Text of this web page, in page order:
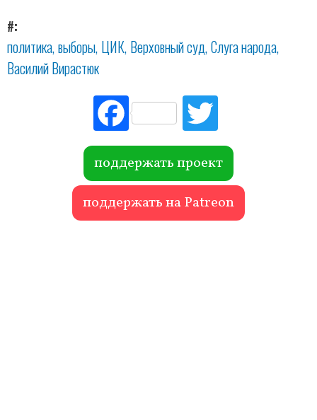
#
политика выборы ЦИК Верховный суд Слуга народа
Василий Вирастюк
Fac
ebo
ok r
поддержать проект
поддержать на Patreon